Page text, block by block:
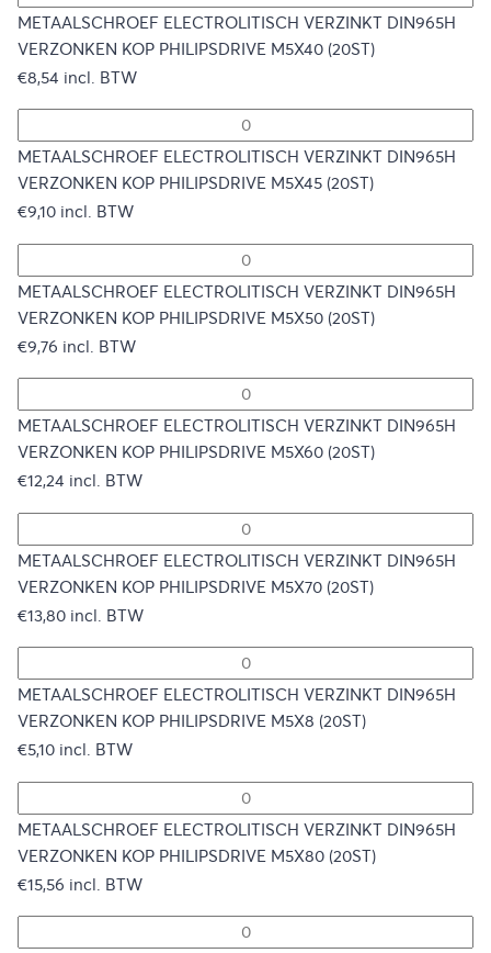
METAALSCHROEF ELECTROLITISCH VERZINKT DIN965H
VERZONKEN KOP PHILIPSDRIVE M5X40 (20ST)
€8,54 incl. BTW
METAALSCHROEF ELECTROLITISCH VERZINKT DIN965H
VERZONKEN KOP PHILIPSDRIVE M5X45 (20ST)
€9,10 incl. BTW
METAALSCHROEF ELECTROLITISCH VERZINKT DIN965H
VERZONKEN KOP PHILIPSDRIVE M5X50 (20ST)
€9,76 incl. BTW
METAALSCHROEF ELECTROLITISCH VERZINKT DIN965H
VERZONKEN KOP PHILIPSDRIVE M5X60 (20ST)
€12,24 incl. BTW
METAALSCHROEF ELECTROLITISCH VERZINKT DIN965H
VERZONKEN KOP PHILIPSDRIVE M5X70 (20ST)
€13,80 incl. BTW
METAALSCHROEF ELECTROLITISCH VERZINKT DIN965H
VERZONKEN KOP PHILIPSDRIVE M5X8 (20ST)
€5,10 incl. BTW
METAALSCHROEF ELECTROLITISCH VERZINKT DIN965H
VERZONKEN KOP PHILIPSDRIVE M5X80 (20ST)
€15,56 incl. BTW